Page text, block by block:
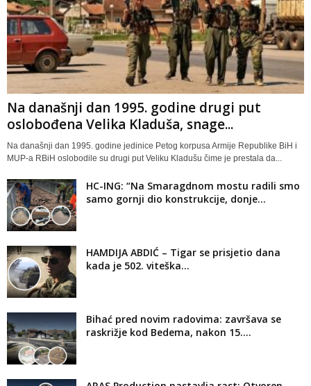
Na današnji dan 1995. godine drugi put
oslobođena Velika Kladuša, snage...
Na današnji dan 1995. godine jedinice Petog korpusa Armije Republike BiH i
MUP-a RBiH oslobodile su drugi put Veliku Kladušu čime je prestala da...
HC-ING: “Na Smaragdnom mostu radili smo
samo gornji dio konstrukcije, donje...
HAMDIJA ABDIĆ – Tigar se prisjetio dana
kada je 502. viteška...
Bihać pred novim radovima: završava se
raskrižje kod Bedema, nakon 15....